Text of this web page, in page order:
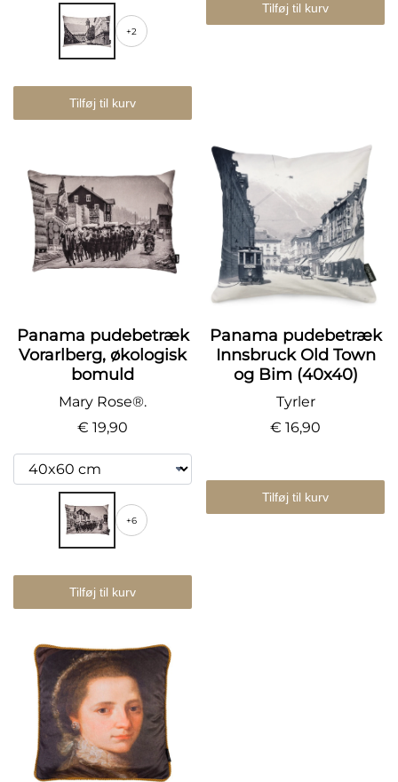
+2
Tilføj til kurv
Tilføj til kurv
Panama pudebetræk
Vorarlberg, økologisk
bomuld
Mary Rose®.
€ 19,90
+6
Tilføj til kurv
Panama pudebetræk
Innsbruck Old Town
og Bim (40x40)
Tyrler
€ 16,90
Tilføj til kurv